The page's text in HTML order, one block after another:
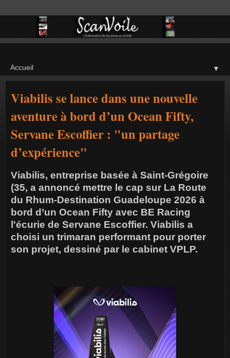
▼
Viabilis se lance dans une nouvelle
aventure à bord d’un Ocean Fifty,
Servane Escoffier : "un partage
d’expérience"
Viabilis, entreprise basée à Saint-Grégoire
(35, a annoncé mettre le cap sur La Route
du Rhum-Destination Guadeloupe 2026 à
bord d’un Ocean Fifty avec BE Racing
l'écurie de Servane Escoffier. Viabilis a
choisi un trimaran performant pour porter
son projet, dessiné par le cabinet VPLP.